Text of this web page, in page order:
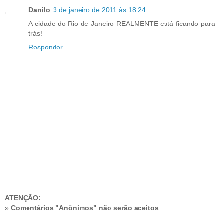
Danilo 3 de janeiro de 2011 às 18:24
A cidade do Rio de Janeiro REALMENTE está ficando para
trás!
Responder
ATENÇÃO:
» Comentários "Anônimos" não serão aceitos